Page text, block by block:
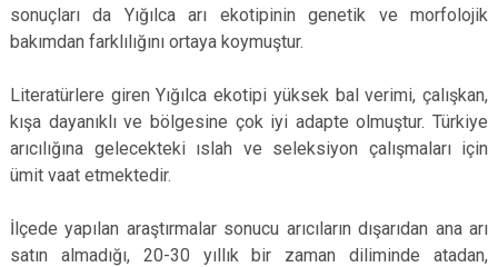
sonuçları da Yığılca arı ekotipinin genetik ve morfolojik
bakımdan farklılığını ortaya koymuştur.
Literatürlere giren Yığılca ekotipi yüksek bal verimi, çalışkan,
kışa dayanıklı ve bölgesine çok iyi adapte olmuştur. Türkiye
arıcılığına gelecekteki ıslah ve seleksiyon çalışmaları için
ümit vaat etmektedir.
İlçede yapılan araştırmalar sonucu arıcıların dışarıdan ana arı
satın almadığı, 20-30 yıllık bir zaman diliminde atadan,